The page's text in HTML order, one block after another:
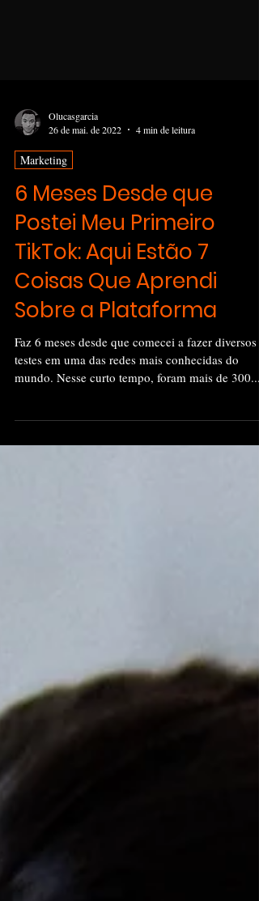
Olucasgarcia
26 de mai. de 2022
4 min de leitura
Marketing
6 Meses Desde que
Postei Meu Primeiro
TikTok: Aqui Estão 7
Coisas Que Aprendi
Sobre a Plataforma
testes em uma das redes mais conhecidas do